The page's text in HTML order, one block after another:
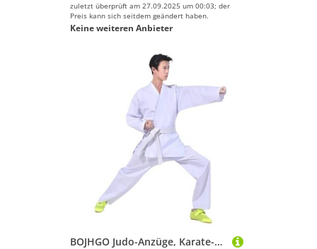
zuletzt überprüft am 27.09.2025 um 00:03; der
Preis kann sich seitdem geändert haben.
Keine weiteren Anbieter
BOJHGO Judo-Anzüge, Karate-Uniform for Kinder und Erwachsene, Studenten-Karate-Gi, Kampfsport-Uniform mit Gürtel Für Training(White,130)